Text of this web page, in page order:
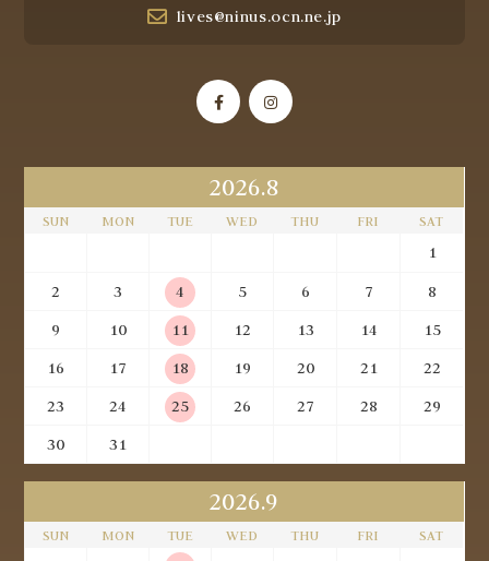
lives@ninus.ocn.ne.jp
2026.8
SUN MON TUE WED THU FRI SAT
1
2
3 4 5 6 7
8
9
10 11 12 13 14
15
16
17 18 19 20 21
22
23
24 25 26 27 28
29
30
31
2026.9
SUN MON TUE WED THU FRI SAT